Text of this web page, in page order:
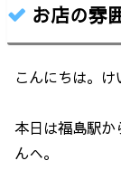
お店の雰
こんにちは。け
本日は福島駅
んへ。